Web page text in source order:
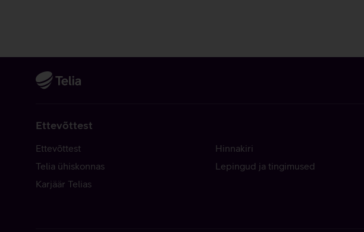
Ettevõttest
Ettevõttest
Telia ühiskonnas
Karjäär Telias
Hinnakiri
Lepingud ja tingimused